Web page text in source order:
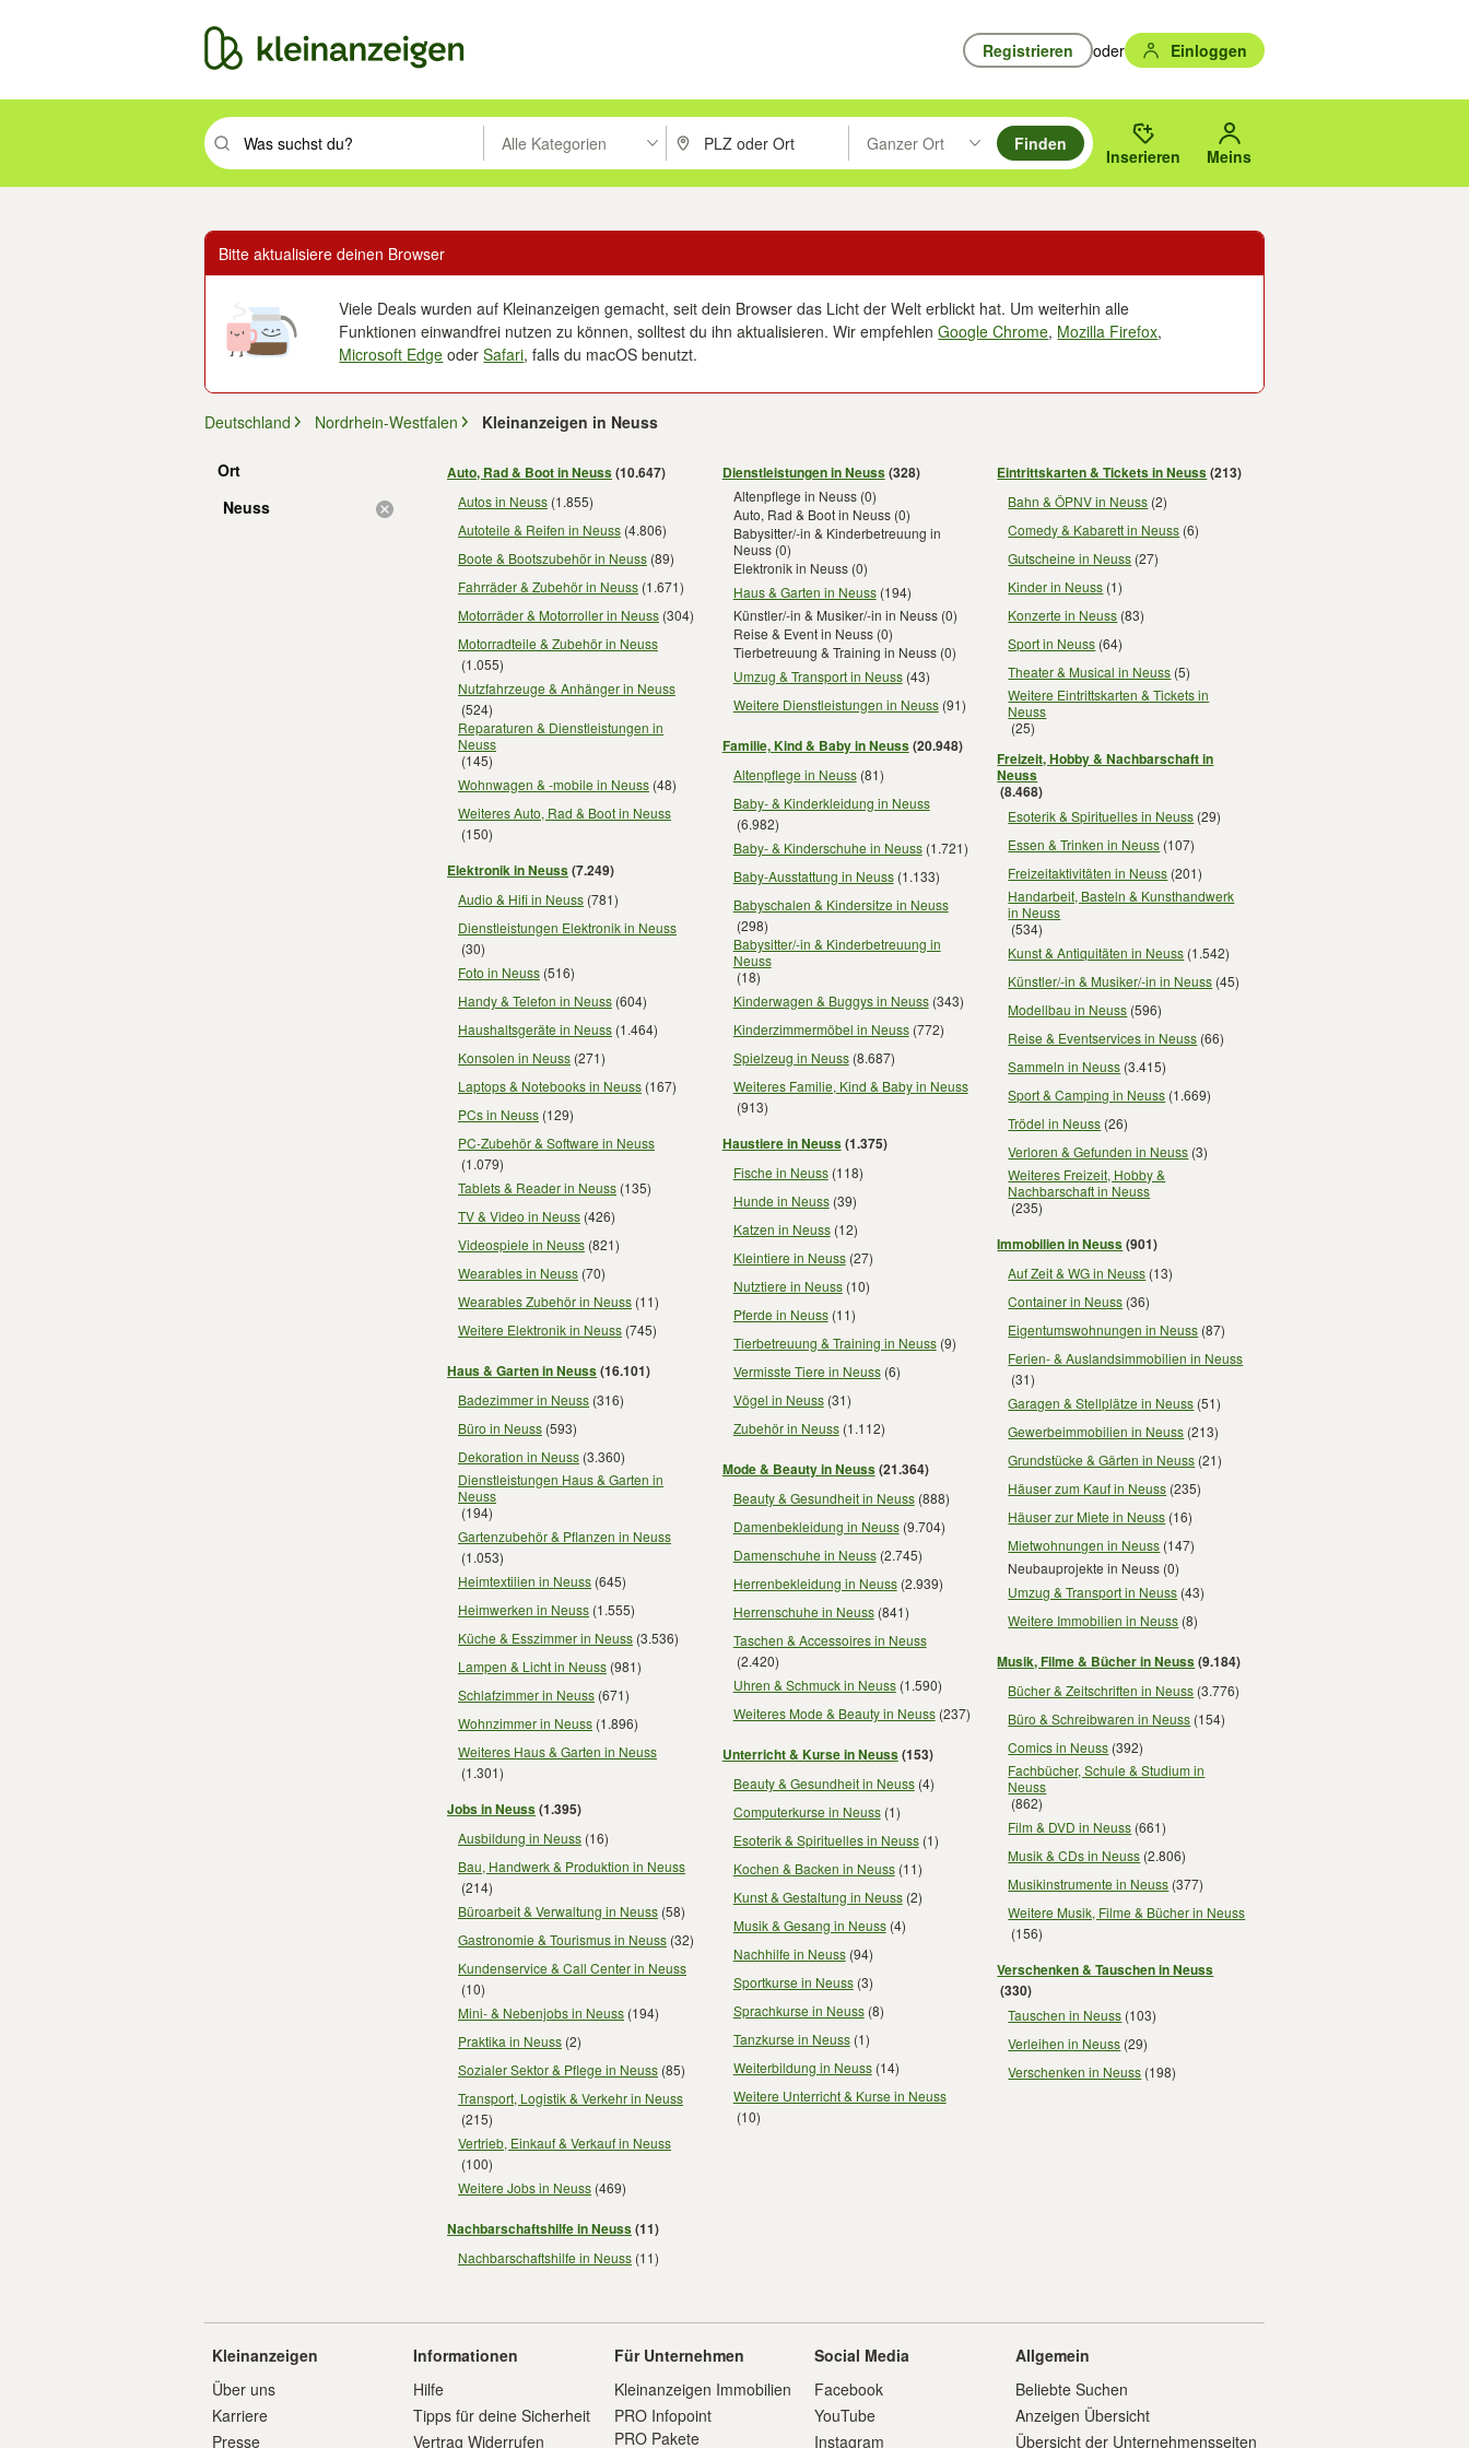
Registrieren oder Einloggen
Suchbegriff eingeben. Eingabetaste drücken um zu suchen, oder Vorschläge mit den Pfeiltasten nach oben/unten durchsuchen und mit Eingabetaste auswählen.
Alle Kategorien PLZ oder Ort eingeben. Eingabetaste drücken um zu suchen, oder Vorschläge mit den Pfeiltasten nach oben/
Ganzer Ort
Suche im Umkreis des gewählten Orts oder PLZ.
Finden
Inserieren Meins
Bitte aktualisiere deinen Browser
Viele Deals wurden auf Kleinanzeigen gemacht, seit dein Browser das Licht der Welt erblickt hat. Um weiterhin alle
Funktionen einwandfrei nutzen zu können, solltest du ihn aktualisieren. Wir empfehlenGoogle Chrome, Mozilla Firefox,
Microsoft Edge oderSafari, falls du macOS benutzt.
Deutschland Nordrhein-Westfalen Kleinanzeigen in Neuss
Ort
Neuss
Auto, Rad & Boot in Neuss(10.647)
Autos in Neuss (1.855)
Autoteile & Reifen in Neuss (4.806)
Boote & Bootszubehör in Neuss (89)
Fahrräder & Zubehör in Neuss (1.671)
Motorräder & Motorroller in Neuss (304)
Motorradteile & Zubehör in Neuss
(1.055)
Nutzfahrzeuge & Anhänger in Neuss
(524)
Reparaturen & Dienstleistungen in
Neuss
(145)
Wohnwagen & -mobile in Neuss (48)
Weiteres Auto, Rad & Boot in Neuss
(150)
Elektronik in Neuss(7.249)
Audio & Hifi in Neuss (781)
Dienstleistungen Elektronik in Neuss
(30)
Foto in Neuss (516)
Handy & Telefon in Neuss (604)
Haushaltsgeräte in Neuss (1.464)
Konsolen in Neuss (271)
Laptops & Notebooks in Neuss (167)
PCs in Neuss (129)
PC-Zubehör & Software in Neuss
(1.079)
Tablets & Reader in Neuss (135)
TV & Video in Neuss (426)
Videospiele in Neuss (821)
Wearables in Neuss (70)
Wearables Zubehör in Neuss (11)
Weitere Elektronik in Neuss (745)
Haus & Garten in Neuss(16.101)
Badezimmer in Neuss (316)
Büro in Neuss (593)
Dekoration in Neuss (3.360)
Dienstleistungen Haus & Garten in
Neuss
(194)
Gartenzubehör & Pflanzen in Neuss
(1.053)
Heimtextilien in Neuss (645)
Heimwerken in Neuss (1.555)
Küche & Esszimmer in Neuss (3.536)
Lampen & Licht in Neuss (981)
Schlafzimmer in Neuss (671)
Wohnzimmer in Neuss (1.896)
Weiteres Haus & Garten in Neuss
(1.301)
Jobs in Neuss(1.395)
Ausbildung in Neuss (16)
Bau, Handwerk & Produktion in Neuss
(214)
Büroarbeit & Verwaltung in Neuss (58)
Gastronomie & Tourismus in Neuss (32)
Kundenservice & Call Center in Neuss
(10)
Mini- & Nebenjobs in Neuss (194)
Praktika in Neuss (2)
Sozialer Sektor & Pflege in Neuss (85)
Transport, Logistik & Verkehr in Neuss
(215)
Vertrieb, Einkauf & Verkauf in Neuss
(100)
Weitere Jobs in Neuss (469)
Nachbarschaftshilfe in Neuss(11)
Nachbarschaftshilfe in Neuss (11)
Dienstleistungen in Neuss(328)
Altenpflege in Neuss(0)
Auto, Rad & Boot in Neuss(0)
Babysitter/-in & Kinderbetreuung in
Neuss(0)
Elektronik in Neuss(0)
Haus & Garten in Neuss(194)
Künstler/-in & Musiker/-in in Neuss(0)
Reise & Event in Neuss(0)
Tierbetreuung & Training in Neuss(0)
Umzug & Transport in Neuss(43)
Weitere Dienstleistungen in Neuss(91)
Familie, Kind & Baby in Neuss(20.948)
Altenpflege in Neuss(81)
Baby- & Kinderkleidung in Neuss
(6.982)
Baby- & Kinderschuhe in Neuss(1.721)
Baby-Ausstattung in Neuss(1.133)
Babyschalen & Kindersitze in Neuss
(298)
Babysitter/-in & Kinderbetreuung in
Neuss
(18)
Kinderwagen & Buggys in Neuss(343)
Kinderzimmermöbel in Neuss(772)
Spielzeug in Neuss(8.687)
Weiteres Familie, Kind & Baby in Neuss
(913)
Haustiere in Neuss(1.375)
Fische in Neuss(118)
Hunde in Neuss(39)
Katzen in Neuss(12)
Kleintiere in Neuss(27)
Nutztiere in Neuss(10)
Pferde in Neuss(11)
Tierbetreuung & Training in Neuss(9)
Vermisste Tiere in Neuss(6)
Vögel in Neuss(31)
Zubehör in Neuss(1.112)
Mode & Beauty in Neuss(21.364)
Beauty & Gesundheit in Neuss(888)
Damenbekleidung in Neuss(9.704)
Damenschuhe in Neuss(2.745)
Herrenbekleidung in Neuss(2.939)
Herrenschuhe in Neuss(841)
Taschen & Accessoires in Neuss
(2.420)
Uhren & Schmuck in Neuss(1.590)
Weiteres Mode & Beauty in Neuss(237)
Unterricht & Kurse in Neuss(153)
Beauty & Gesundheit in Neuss(4)
Computerkurse in Neuss(1)
Esoterik & Spirituelles in Neuss(1)
Kochen & Backen in Neuss(11)
Kunst & Gestaltung in Neuss(2)
Musik & Gesang in Neuss(4)
Nachhilfe in Neuss(94)
Sportkurse in Neuss(3)
Sprachkurse in Neuss(8)
Tanzkurse in Neuss(1)
Weiterbildung in Neuss(14)
Weitere Unterricht & Kurse in Neuss
(10)
Eintrittskarten & Tickets in Neuss(213)
Bahn & ÖPNV in Neuss (2)
Comedy & Kabarett in Neuss (6)
Gutscheine in Neuss (27)
Kinder in Neuss (1)
Konzerte in Neuss (83)
Sport in Neuss (64)
Theater & Musical in Neuss (5)
Weitere Eintrittskarten & Tickets in
Neuss
(25)
Freizeit, Hobby & Nachbarschaft in
Neuss
(8.468)
Esoterik & Spirituelles in Neuss (29)
Essen & Trinken in Neuss (107)
Freizeitaktivitäten in Neuss (201)
Handarbeit, Basteln & Kunsthandwerk
in Neuss
(534)
Kunst & Antiquitäten in Neuss (1.542)
Künstler/-in & Musiker/-in in Neuss (45)
Modellbau in Neuss (596)
Reise & Eventservices in Neuss (66)
Sammeln in Neuss (3.415)
Sport & Camping in Neuss (1.669)
Trödel in Neuss (26)
Verloren & Gefunden in Neuss (3)
Weiteres Freizeit, Hobby &
Nachbarschaft in Neuss
(235)
Immobilien in Neuss(901)
Auf Zeit & WG in Neuss (13)
Container in Neuss (36)
Eigentumswohnungen in Neuss (87)
Ferien- & Auslandsimmobilien in Neuss
(31)
Garagen & Stellplätze in Neuss (51)
Gewerbeimmobilien in Neuss (213)
Grundstücke & Gärten in Neuss (21)
Häuser zum Kauf in Neuss (235)
Häuser zur Miete in Neuss (16)
Mietwohnungen in Neuss (147)
Neubauprojekte in Neuss (0)
Umzug & Transport in Neuss (43)
Weitere Immobilien in Neuss (8)
Musik, Filme & Bücher in Neuss(9.184)
Bücher & Zeitschriften in Neuss (3.776)
Büro & Schreibwaren in Neuss (154)
Comics in Neuss (392)
Fachbücher, Schule & Studium in
Neuss
(862)
Film & DVD in Neuss (661)
Musik & CDs in Neuss (2.806)
Musikinstrumente in Neuss (377)
Weitere Musik, Filme & Bücher in Neuss
(156)
Verschenken & Tauschen in Neuss
(330)
Tauschen in Neuss (103)
Verleihen in Neuss (29)
Verschenken in Neuss (198)
Kleinanzeigen
Über uns
Karriere
Presse
Informationen
Hilfe
Tipps für deine Sicherheit
Vertrag Widerrufen
Für Unternehmen
Kleinanzeigen Immobilien
PRO Infopoint
PRO Pakete
Social Media
Facebook
YouTube
Instagram
Allgemein
Beliebte Suchen
Anzeigen Übersicht
Übersicht der Unternehmensseiten